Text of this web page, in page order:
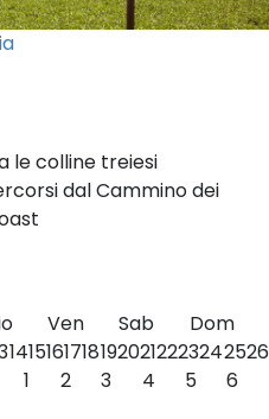
le colline treiesi
dal Cammino dei
Ven Sab
Dom
14151617181920212223242526
1 2 3 4 5 6